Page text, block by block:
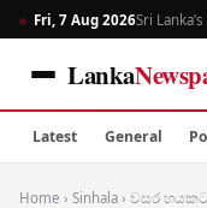
Fri, 7 Aug 2026Sri
Lanka
Latest General
Home › Sinhala › වසර හයකට